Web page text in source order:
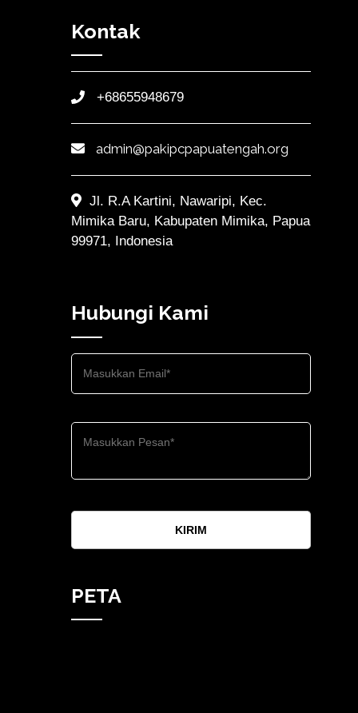
Kontak
+68655948679
admin@pakipcpapuatengah.org
Jl. R.A Kartini, Nawaripi, Kec.
Mimika Baru, Kabupaten Mimika, Papua
99971, Indonesia
Hubungi Kami
KIRIM
PETA